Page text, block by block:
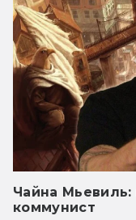
Чайна
коммунист